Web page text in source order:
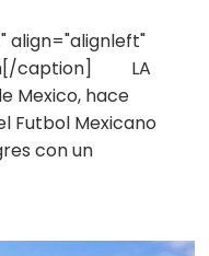
align="alignleft"
caption] LA
Mexico, hace
Futbol Mexicano
con un